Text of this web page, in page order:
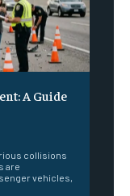
A Guide
collisions
are
vehicles,